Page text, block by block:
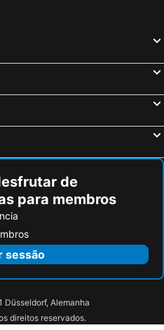
de
para membros
sessão
Düsseldorf, Alemanha
direitos reservados.